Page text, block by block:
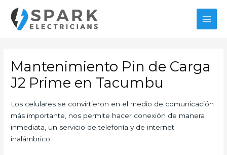
contenido
Mantenimiento Pin de Carga
J2 Prime en Tacumbu
Los celulares se convirtieron en el medio de comunicación
más importante, nos permite hacer conexión de manera
inmediata, un servicio de telefonía y de internet
inalámbrico.